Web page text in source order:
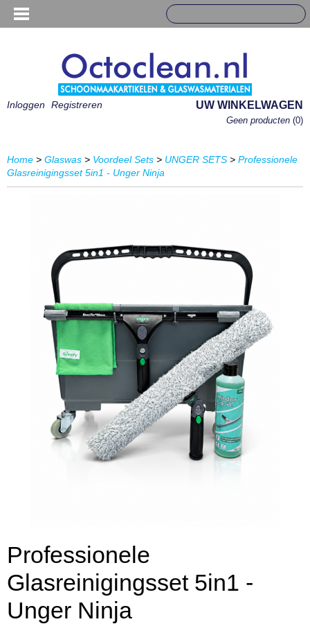
Inloggen Registreren UW WINKELWAGEN
Geen producten (0)
Home > Glaswas > Voordeel Sets > UNGER SETS > Professionele
Glasreinigingsset 5in1 - Unger Ninja
Professionele
Glasreinigingsset 5in1 -
Unger Ninja